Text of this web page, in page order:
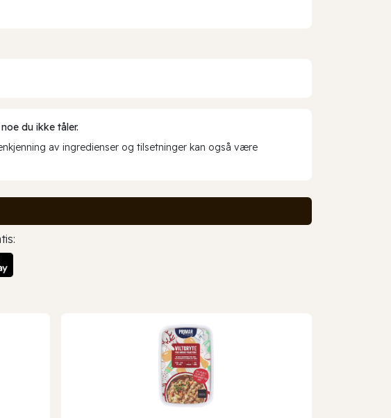
du ikke tåler.
av ingredienser og tilsetninger kan også være